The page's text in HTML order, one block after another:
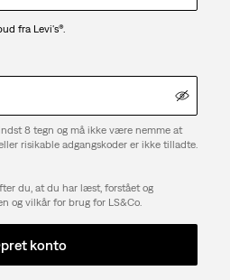
fra Levi's®.
8 tegn og må ikke være nemme at
risikable adgangskoder er ikke tilladte.
du, at du har læst, forstået og
og vilkår for brug for LS&Co.
konto